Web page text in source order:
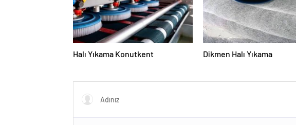
Halı Yıkama Konutkent Dikmen Halı Yıkama